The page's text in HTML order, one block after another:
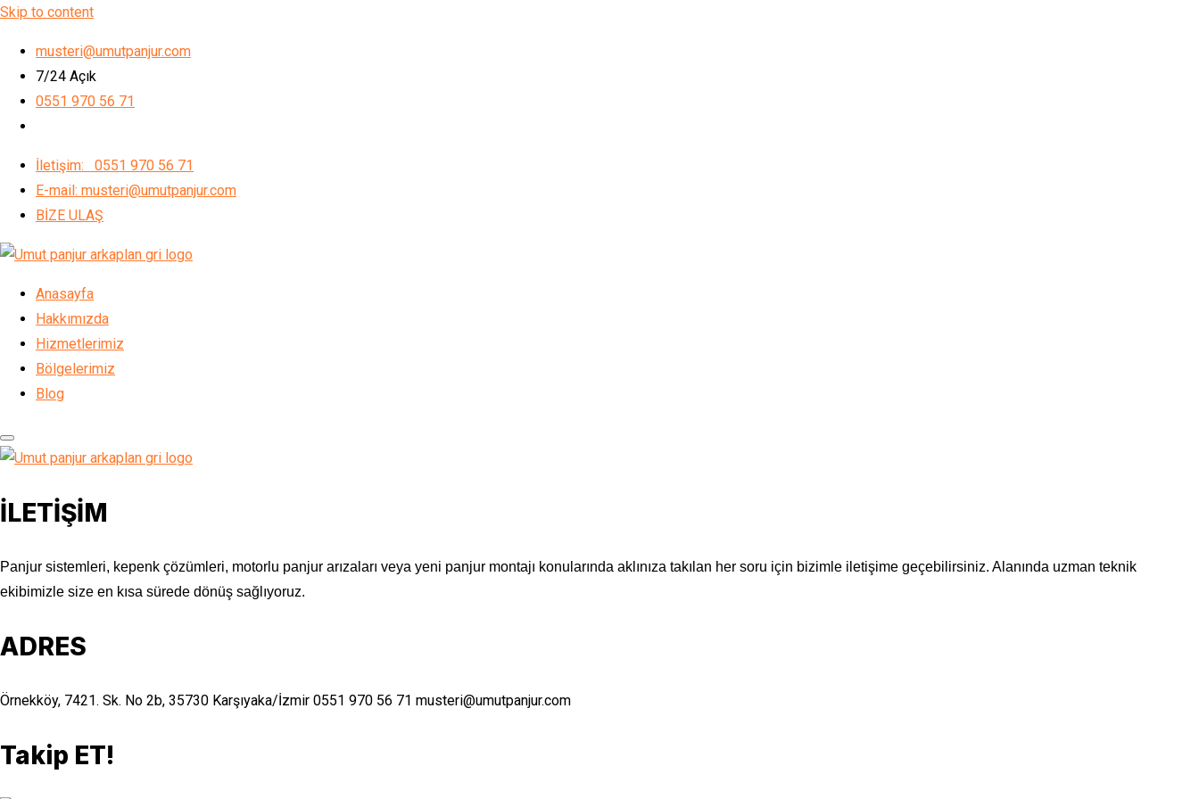
Skip to content
musteri@umutpanjur.com
7/24 Açık
0551 970 56 71
İletişim: 0551 970 56 71
E-mail: musteri@umutpanjur.com
BİZE ULAŞ
Anasayfa
Hakkımızda
Hizmetlerimiz
Bölgelerimiz
Blog
İLETİŞİM
Panjur sistemleri, kepenk çözümleri, motorlu panjur arızaları veya yeni panjur montajı konularında aklınıza takılan her soru için bizimle iletişime geçebilirsiniz. Alanında uzman teknik
ekibimizle size en kısa sürede dönüş sağlıyoruz.
ADRES
Örnekköy, 7421. Sk. No 2b, 35730 Karşıyaka/İzmir 0551 970 56 71 musteri@umutpanjur.com
Takip ET!